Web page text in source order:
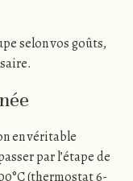
selon vos goûts,
en véritable
par l’étape de
(thermostat 6-